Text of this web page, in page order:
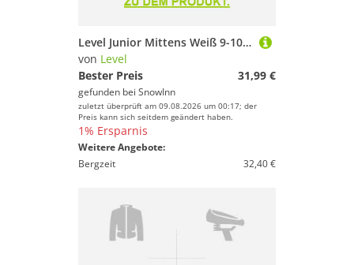
Level Junior Mittens Weiß 9-10 Years Mädchen
von Level
Bester Preis
31,99 €
gefunden bei SnowInn
zuletzt überprüft am 09.08.2026 um 00:17; der
Preis kann sich seitdem geändert haben.
1% Ersparnis
Weitere Angebote:
Bergzeit
32,40 €